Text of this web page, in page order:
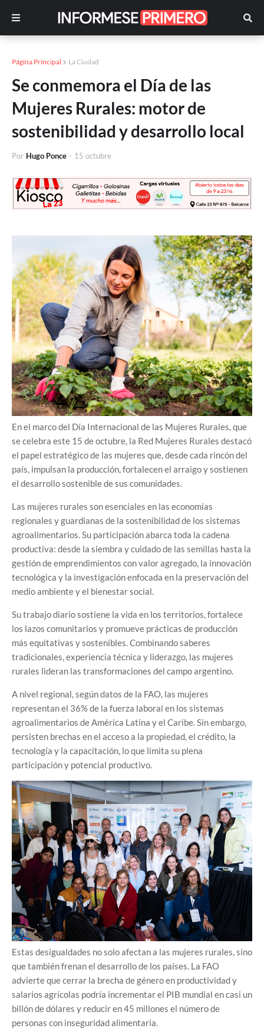
Página Principal La Ciudad
Se conmemora el Día de las
Mujeres Rurales: motor de
sostenibilidad y desarrollo local
Por Hugo Ponce - 15 octubre
En el marco del Día Internacional de las Mujeres Rurales, que
se celebra este 15 de octubre, la Red Mujeres Rurales destacó
el papel estratégico de las mujeres que, desde cada rincón del
país, impulsan la producción, fortalecen el arraigo y sostienen
el desarrollo sostenible de sus comunidades.
Las mujeres rurales son esenciales en las economías
regionales y guardianas de la sostenibilidad de los sistemas
agroalimentarios. Su participación abarca toda la cadena
productiva: desde la siembra y cuidado de las semillas hasta la
gestión de emprendimientos con valor agregado, la innovación
tecnológica y la investigación enfocada en la preservación del
medio ambiente y el bienestar social.
Su trabajo diario sostiene la vida en los territorios, fortalece
los lazos comunitarios y promueve prácticas de producción
más equitativas y sostenibles. Combinando saberes
tradicionales, experiencia técnica y liderazgo, las mujeres
rurales lideran las transformaciones del campo argentino.
A nivel regional, según datos de la FAO, las mujeres
representan el 36% de la fuerza laboral en los sistemas
agroalimentarios de América Latina y el Caribe. Sin embargo,
persisten brechas en el acceso a la propiedad, el crédito, la
tecnología y la capacitación, lo que limita su plena
participación y potencial productivo.
Estas desigualdades no solo afectan a las mujeres rurales, sino
que también frenan el desarrollo de los países. La FAO
advierte que cerrar la brecha de género en productividad y
salarios agrícolas podría incrementar el PIB mundial en casi un
billón de dólares y reducir en 45 millones el número de
personas con inseguridad alimentaria.